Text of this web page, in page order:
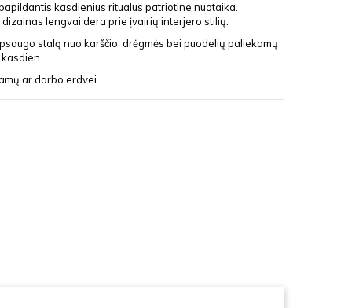
kasdienius ritualus patriotine nuotaika.
lengvai dera prie įvairių interjero stilių.
stalą nuo karščio, drėgmės bei puodelių paliekamų
ar darbo erdvei.